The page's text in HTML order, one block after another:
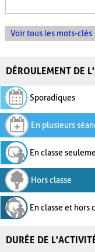
Voir tous les mots-clés
DÉROULEMENT DE
Sporadiques
En plusieurs
En classe
Hors classe
En classe et hors
DURÉE DE